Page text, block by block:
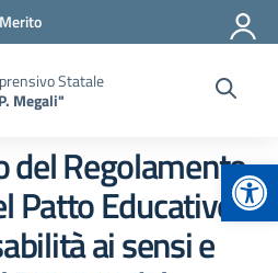
Statale
Megali"
del Regolamento
Patto Educativo
ai sensi e